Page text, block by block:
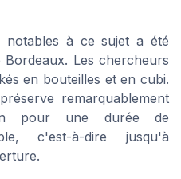
notables à ce sujet a été
Les chercheurs
en bouteilles et en cubi.
remarquablement
pour une durée de
c'est-à-dire jusqu'à